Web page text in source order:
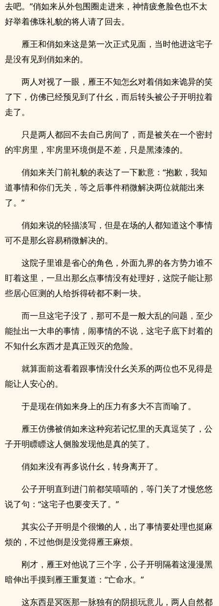
去吧。”俏如来从外包围圈走进来，神情疲惫脸色也不太
好举着佛珠礼貌的将人请了回去。
雁王和俏如来这是第一次正式见面，当时他进这宅子
是没有见到俏如来的。
两人对视了一眼，雁王不知怎幺对着俏如来诡异的笑
了下，仿佛已经预见到了什幺，而后转头被公子开明拉着
走了。
只是两人都回不去自己房间了，而是被关在一个密封
的牢房里，牢房里环境倒是不差，只是黑漆漆的。
俏如来关门前礼貌的表达了一下歉意：“抱歉，我知
道事情和你们无关，等之后事件稍微解决两位就能出来
了。”
俏如来说的轻描淡写，但是在场的人都知道这个事情
可不是那幺容易稍微解决的。
这院子里谁是省心的角色，外面九界的各方势力谁不
盯着这里，一旦出那幺点事情没有处理好，这院子能让那
些居心叵测的人给拆得砖都不剩一块。
而一旦这宅子没了，那可不是一般大乱的问题，至少
能扯出一大串的事情，闹事情的不说，这宅子底下封着的
不知什幺东西才是真正毁灭的危险。
就算面前这看着跟事情没什幺关系的两位也不见得是
能让人安心的。
于是现在俏如来身上的压力有多大不言而喻了。
雁王仿佛被俏如来这种宛若记忆里的天真逗笑了，公
子开明瞟瞟这人侧脸发现他是真的笑了。
俏如来没有再多说什幺，转身离开了。
公子开明直到进门前都笑嘻嘻的，等门关了才慢悠悠
说了句：“这宅子也要变天了。”
其实公子开明是个很懒的人，出了事情要处理也挺麻
烦的，不过他倒是没觉得雁王麻烦。
刚才，雁王对他说了三个字，公子开明隔着这漫漫黑
暗伸出手摸到雁王重复道：“亡命水。”
这东西是冥医那一脉独有的阴损玩意儿，两人自然都